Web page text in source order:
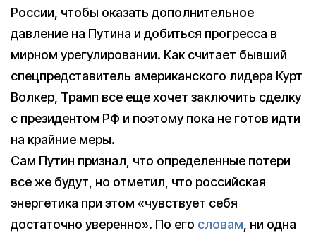
России, чтобы оказать дополнительное
давление на Путина и добиться прогресса в
мирном урегулировании. Как считает бывший
спецпредставитель американского лидера Курт
Волкер, Трамп все еще хочет заключить сделку
с президентом РФ и поэтому пока не готов идти
на крайние меры.
Сам Путин признал, что определенные потери
все же будут, но отметил, что российская
энергетика при этом «чувствует себя
достаточно уверенно». По его словам, ни одна